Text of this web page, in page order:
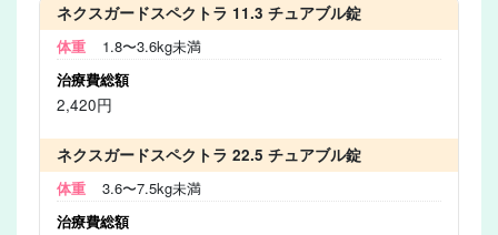
ネクスガードスペクトラ 11.3 チュアブル錠
1.8〜3.6kg未満
2,420円
ネクスガードスペクトラ 22.5 チュアブル錠
3.6〜7.5kg未満